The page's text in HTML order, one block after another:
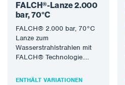
FALCH®-Lanze 2.000
bar, 70°C
FALCH® 2.000 bar, 70°C
Lanze zum
Wasserstrahlstrahlen mit
FALCH® Technologie.
DN8, 9/16″ unf-lh
ENTHÄLT VARIATIONEN